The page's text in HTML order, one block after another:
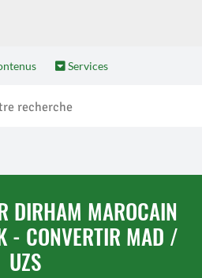
Services
DIRHAM MAROCAIN
- CONVERTIR MAD /
UZS